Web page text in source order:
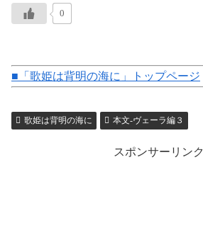
0
■「歌姫は背明の海に」トップページ
歌姫は背明の海に 本文-ヴェーラ編３
スポンサーリンク